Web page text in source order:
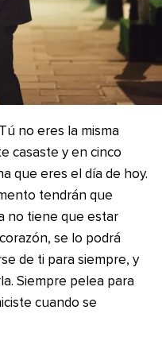
no eres la misma
casaste y en cinco
que eres el día de hoy.
tendrán que
no tiene que estar
se lo podrá
de ti para siempre, y
Siempre pelea para
cuando se